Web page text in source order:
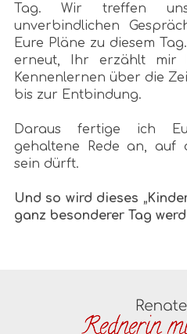
Tag. Wir treffen
unverbindlichen
Eure Pläne zu diesem
erneut, Ihr erzählt mir
Kennenlernen über die
bis zur Entbindung.
Daraus fertige ich
gehaltene Rede an, auf
sein dürft.
Und so wird dieses
ganz besonderer Tag